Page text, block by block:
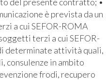
è prevista da un
a cui SEFOR-ROMA
terzi a cui SEFOR-
determinate attività quali,
consulenze in ambito
frodi, recupero